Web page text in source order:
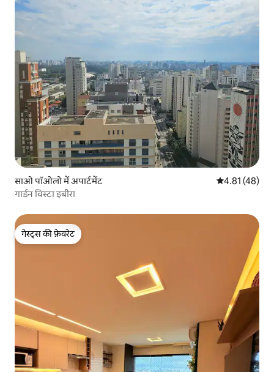
साओ पॉओलो में अपार्टमेंट औसत रेटिंग 5 में
4.81 (48)
गार्डन विस्टा इबीरा
गेस्ट्स की फ़ेवरेट
गेस्ट्स की फ़ेवरेट